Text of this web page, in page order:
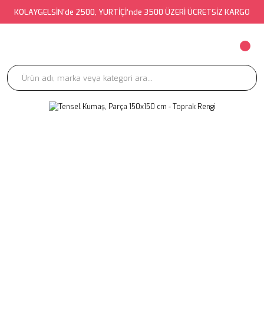
KOLAYGELSİN'de 2500, YURTİÇİ'nde 3500 ÜZERİ ÜCRETSİZ KARGO